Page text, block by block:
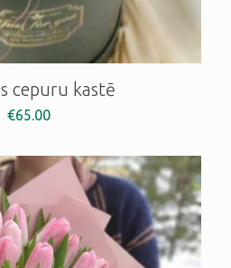
cepuru kastē
€65.00